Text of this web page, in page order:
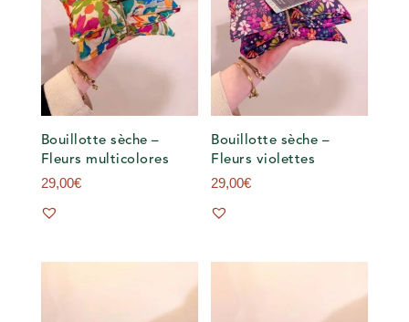
Bouillotte sèche –
Fleurs multicolores
29,00€
Bouillotte sèche –
Fleurs violettes
29,00€